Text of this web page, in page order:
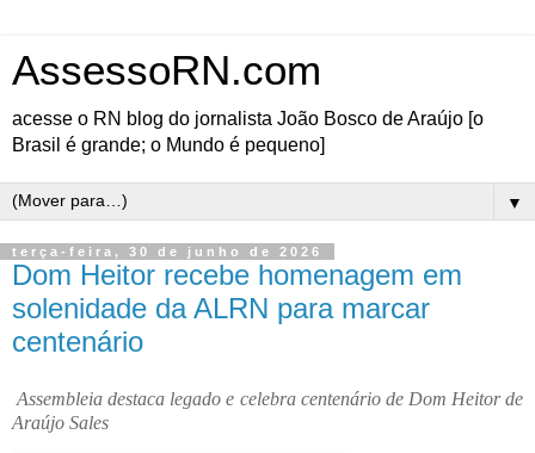
AssessoRN.com
acesse o RN blog do jornalista João Bosco de Araújo [o
Brasil é grande; o Mundo é pequeno]
▼
terça-feira, 30 de junho de 2026
Dom Heitor recebe homenagem em
solenidade da ALRN para marcar
centenário
Assembleia destaca legado e celebra centenário de Dom Heitor de
Araújo Sales